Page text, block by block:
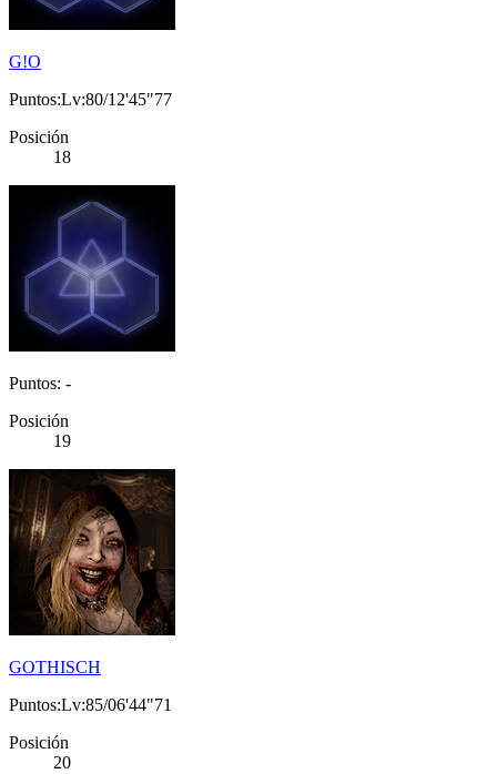
G!O
Puntos:Lv:80/12'45"77
Posición
18
Puntos: -
Posición
19
GOTHISCH
Puntos:Lv:85/06'44"71
Posición
20